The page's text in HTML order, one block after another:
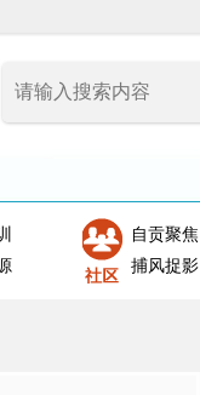
自贡聚焦
捕风捉影